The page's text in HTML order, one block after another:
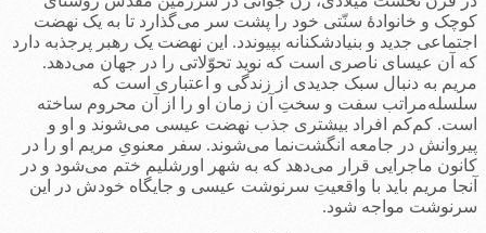
کوچک و خانوادۀ سنّتی خود را پشت سر می‌گذارد تا به یک نهضت
اجتماعی جدید و بنیادشکنانه بپیوندد. این نهضت یک رهبر پرجذبه دارد
که آن عیسای ناصری است که نوید تحوّلاتی را در جهان می‌دهد.
مریم به دنبال سبک جدیدی از زندگی و اعتباری است که
سلسله‌مراتب سفت و سختِ آن زمان او را از آن محروم ساخته
است. کم‌کم افراد بیشتری جذب نهضت عیسی می‌شوند و او و
پیروانش در جامعه انگشت‌نما می‌شوند. سفر معنویِ مریم او را در
کانون ماجرایی قرار می‌دهد که به شهر اورشلیم ختم می‌شود و در
آنجا مریم باید با واقعیتِ سرنوشت عیسی و جایگاه خودش در این
سرنوشت مواجه شود.